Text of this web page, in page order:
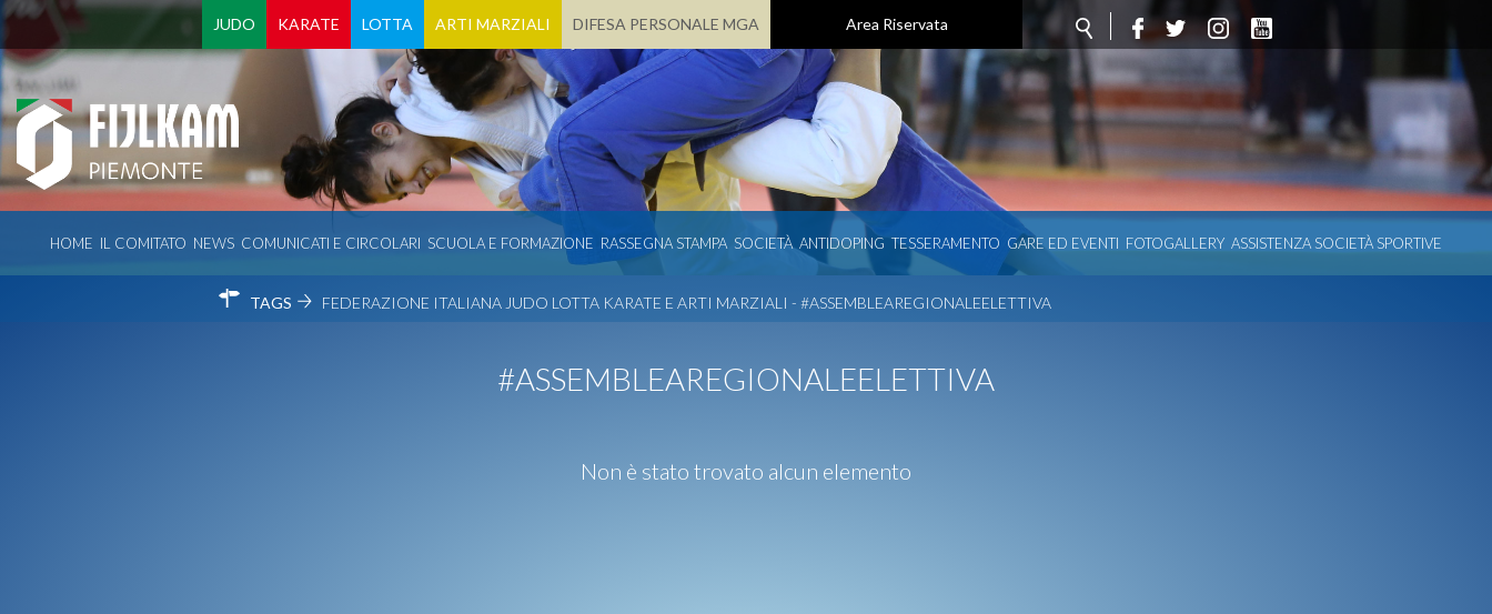
JUDO KARATE LOTTA ARTI MARZIALI DIFESA PERSONALE MGA Area Riservata
HOME IL COMITATO NEWS COMUNICATI E CIRCOLARI SCUOLA E FORMAZIONE RASSEGNA STAMPA SOCIETÀ ANTIDOPING TESSERAMENTO GARE ED EVENTI FOTOGALLERY ASSISTENZA SOCIETÀ SPORTIVE
TAGS FEDERAZIONE ITALIANA JUDO LOTTA KARATE E ARTI MARZIALI - #ASSEMBLEAREGIONALEELETTIVA
#ASSEMBLEAREGIONALEELETTIVA
Non è stato trovato alcun elemento